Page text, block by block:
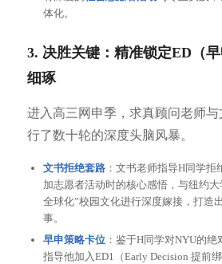
体化。
3. 决胜关键：精准锁定ED（
细琢
进入高三网申季，求真顾问老师
行了数十轮的深度头脑风暴。
文书拒绝套路：文书老师指导H同学拒
加志愿者活动时的核心感悟，与纽约大
全球化”校园文化进行深度嫁接，打造
事。
早申策略卡位：鉴于H同学对NYU的绝
指导他加入ED1（Early Decision 提前